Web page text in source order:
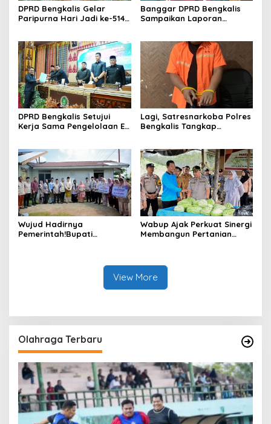
DPRD Bengkalis Gelar
Paripurna Hari Jadi ke-514
Negeri Junjungan.
Banggar DPRD Bengkalis
Sampaikan Laporan
Pelaksanaan APBD Tahun
Anggaran 2025
DPRD Bengkalis Setujui
Kerja Sama Pengelolaan E-
Lagi, Satresnarkoba Polres
Bengkalis Tangkap
Wujud Hadirnya
Pemerintah!Bupati
Wabup Ajak Perkuat Sinergi
Membangun Pertanian
View More
Olahraga Terbaru